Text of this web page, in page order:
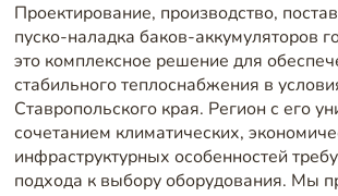
Проектирование, производство,
пуско-наладка баков-аккумуляторов
это комплексное решение для
стабильного теплоснабжения в
Ставропольского края. Регион с его
сочетанием климатических,
инфраструктурных особенностей
подхода к выбору оборудования. Мы